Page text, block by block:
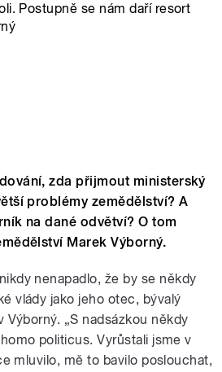
Postupně se nám daří resort
zda přijmout ministerský
problémy zemědělství? A
na dané odvětví? O tom
Marek Výborný.
nenapadlo, že by se někdy
vlády jako jeho otec, bývalý
Výborný. „S nadsázkou někdy
politicus. Vyrůstali jsme v
mluvilo, mě to bavilo poslouchat,